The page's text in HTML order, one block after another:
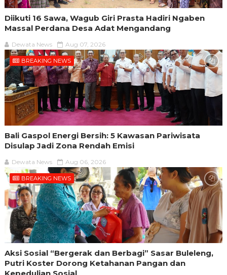
Diikuti 16 Sawa, Wagub Giri Prasta Hadiri Ngaben
Massal Perdana Desa Adat Mengandang
Dewata News Aug 07, 2026
BREAKING NEWS
Bali Gaspol Energi Bersih: 5 Kawasan Pariwisata
Disulap Jadi Zona Rendah Emisi
Dewata News Aug 06, 2026
BREAKING NEWS
Aksi Sosial “Bergerak dan Berbagi” Sasar Buleleng,
Putri Koster Dorong Ketahanan Pangan dan